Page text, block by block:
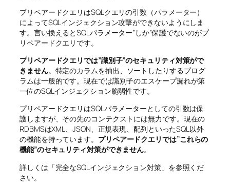
プリペアードクエリはSQLクエリの引数（パラメーター）
によってSQLインジェクション攻撃ができないようにしま
す。言い換えるとSQLパラメーター”しか”保護でないのがプ
リペアードクエリです。
プリペアードクエリでは”識別子”のセキュリティ対策がで
きません。特定のカラムを抽出、ソートしたりするプログ
ラムは一般的です。現在では識別子のエスケープ漏れが第
一位のSQLインジェクション脆弱性です。
プリペアードクエリはSQLパラメーターとしての引数は保
護しますが、その先のコンテクストには無力です。現在の
RDBMSはXML、JSON、正規表現、配列といったSQL以外
の機能を持っています。 プリペアードクエリでは”これらの
機能”のセキュリティ対策ができません。
詳しくは「完全なSQLインジェクション対策」を参照くだ
さい。